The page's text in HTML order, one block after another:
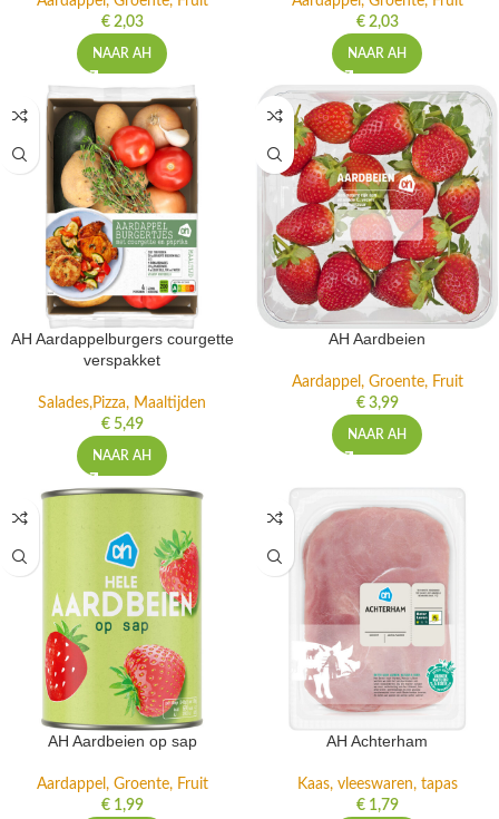
€2,03
NAAR AH
€2,03
NAAR AH
AH Aardappelburgers courgette
verspakket
Salades,Pizza, Maaltijden
€5,49
NAAR AH
AH Aardbeien
Aardappel, Groente, Fruit
€3,99
NAAR AH
AH Aardbeien op sap
Aardappel, Groente, Fruit
€1,99
AH Achterham
Kaas, vleeswaren, tapas
€1,79